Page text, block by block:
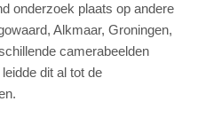
onderzoek plaats op andere
Alkmaar, Groningen,
camerabeelden
dit al tot de